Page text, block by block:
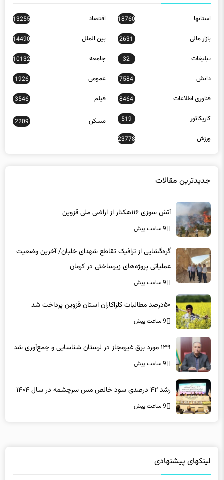
استانها 18760 اقتصاد 13255
بازار مالی 2631 بین الملل 14490
تبلیغات 32 جامعه 10132
دانش 7584 عمومی 1926
فناوری اطلاعات 8464 فیلم 3546
کاریکاتور 519 مسکن 2209
ورزش 23778
جدیدترین مقالات
آتش سوزی ۱۱۶هکتار از اراضی ملی قزوین
9 ساعت پیش
گره‌گشایی از ترافیک تقاطع شهدای خلبان/ آخرین وضعیت
عملیاتی پروژه‌های زیرساختی در کرمان
9 ساعت پیش
۵۰درصد مطالبات کلزاکاران استان قزوین پرداخت شد
9 ساعت پیش
۱۳۹ مورد برق غیرمجاز در لرستان شناسایی و جمع‌آوری شد
9 ساعت پیش
رشد ۴۲ درصدی سود خالص مس سرچشمه در سال ۱۴۰۴
9 ساعت پیش
لینکهای پیشنهادی